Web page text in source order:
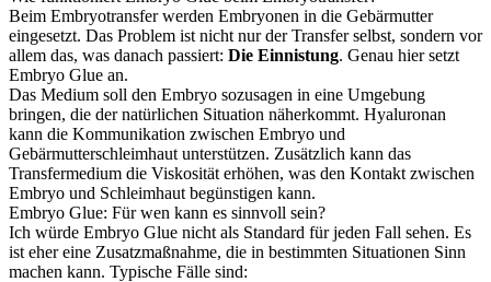
Beim Embryotransfer werden Embryonen in die Gebärmutter
eingesetzt. Das Problem ist nicht nur der Transfer selbst, sondern vor
allem das, was danach passiert: Die Einnistung. Genau hier setzt
Embryo Glue an.
Das Medium soll den Embryo sozusagen in eine Umgebung
bringen, die der natürlichen Situation näherkommt. Hyaluronan
kann die Kommunikation zwischen Embryo und
Gebärmutterschleimhaut unterstützen. Zusätzlich kann das
Transfermedium die Viskosität erhöhen, was den Kontakt zwischen
Embryo und Schleimhaut begünstigen kann.
Embryo Glue: Für wen kann es sinnvoll sein?
Ich würde Embryo Glue nicht als Standard für jeden Fall sehen. Es
ist eher eine Zusatzmaßnahme, die in bestimmten Situationen Sinn
machen kann. Typische Fälle sind: